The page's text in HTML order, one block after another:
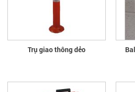
Trụ giao thông dẻo